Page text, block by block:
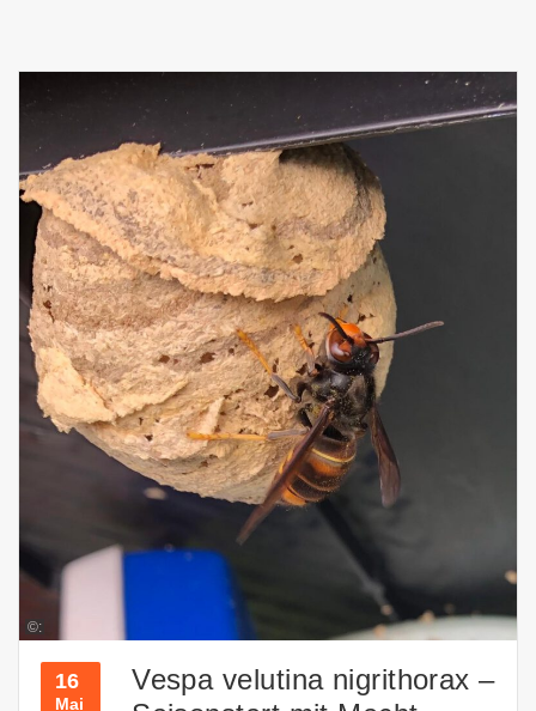
©:
16
Mai
Vespa velutina nigrithorax –